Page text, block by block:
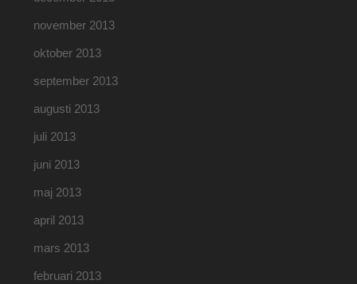
november 2013
oktober 2013
september 2013
augusti 2013
juli 2013
juni 2013
maj 2013
april 2013
mars 2013
februari 2013